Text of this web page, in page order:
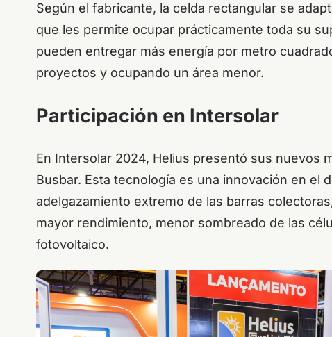
Según el fabricante, la celda rectangular se
que les permite ocupar prácticamente toda su
pueden entregar más energía por metro
proyectos y ocupando un área menor.
Participación en Intersolar
En Intersolar 2024, Helius presentó sus nuevos
Busbar. Esta tecnología es una innovación en el
adelgazamiento extremo de las barras
mayor rendimiento, menor sombreado de las
fotovoltaico.